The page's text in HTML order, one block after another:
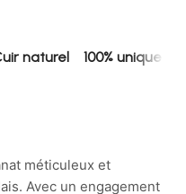
naturel 100% unique
méticuleux et
Avec un engagement